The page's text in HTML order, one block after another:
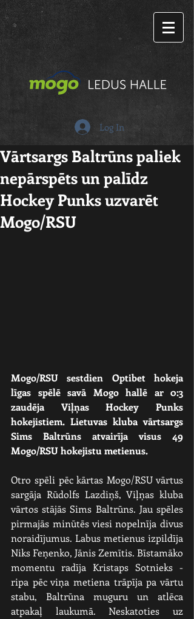
Log In
Vārtsargs Baltrūns paliek
nepārspēts un palīdz
Hockey Punks uzvarēt
Mogo/RSU
Mogo/RSU sestdien Optibet hokeja
līgas spēlē savā Mogo hallē ar 0:3
zaudēja Viļņas Hockey Punks
hokejistiem. Lietuvas kluba vārtsargs
Sims Baltrūns atvairīja visus 49
Mogo/RSU hokejistu metienus.
Otro spēli pēc kārtas Mogo/RSU vārtus
sargāja Rūdolfs Lazdiņš, Viļņas kluba
vārtos stājās Sims Baltrūns. Jau spēles
pirmajās minūtēs viesi nopelnīja divus
noraidījumus. Labus metienus izpildīja
Niks Feņenko, Jānis Zemītis. Bīstamāko
momentu radīja Kristaps Sotnieks -
ripa pēc viņa metiena trāpīja pa vārtu
stabu, Baltrūna muguru un atlēca
atpakaļ laukumā. Neskatoties uz